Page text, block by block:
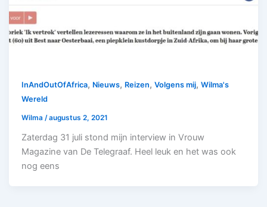
InAndOutOfAfrica, Nieuws, Reizen,Volgens mij,Wilma's
Wereld
Wilma/augustus 2, 2021
Zaterdag 31 juli stond mijn interview in Vrouw
Magazine van De Telegraaf. Heel leuk en het was ook
nog eens